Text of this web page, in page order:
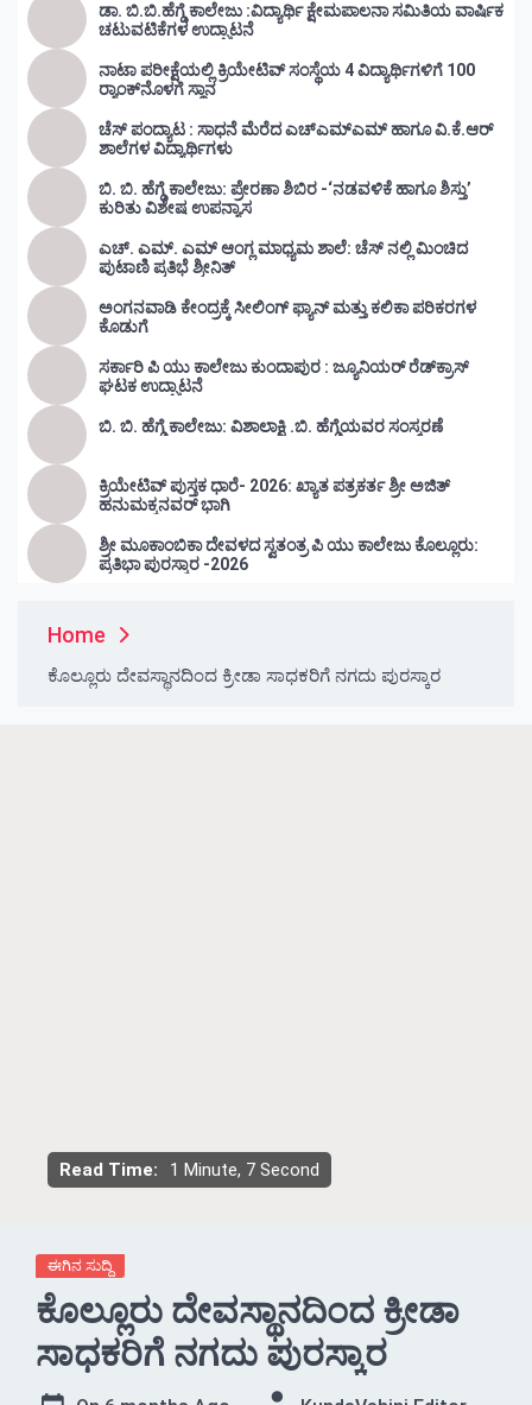
ಡಾ. ಬಿ.ಬಿ.ಹೆಗ್ಡೆ ಕಾಲೇಜು :ವಿದ್ಯಾರ್ಥಿ ಕ್ಷೇಮಪಾಲನಾ ಸಮಿತಿಯ ವಾರ್ಷಿಕ
ಚಟುವಟಿಕೆಗಳ ಉದ್ಘಾಟನೆ
ನಾಟಾ ಪರೀಕ್ಷೆಯಲ್ಲಿ ಕ್ರಿಯೇಟಿವ್ ಸಂಸ್ಥೆಯ 4 ವಿದ್ಯಾರ್ಥಿಗಳಿಗೆ 100
ರ‍್ಯಾಂಕ್‌ನೊಳಗೆ ಸ್ಥಾನ
ಚೆಸ್ ಪಂದ್ಯಾಟ : ಸಾಧನೆ ಮೆರೆದ ಎಚ್ಎಮ್ಎಮ್ ಹಾಗೂ ವಿ.ಕೆ.ಆರ್
ಶಾಲೆಗಳ ವಿದ್ಯಾರ್ಥಿಗಳು
ಬಿ. ಬಿ. ಹೆಗ್ಡೆ ಕಾಲೇಜು: ಪ್ರೇರಣಾ ಶಿಬಿರ -‘ನಡವಳಿಕೆ ಹಾಗೂ ಶಿಸ್ತು’
ಕುರಿತು ವಿಶೇಷ ಉಪನ್ಯಾಸ
ಎಚ್. ಎಮ್. ಎಮ್ ಆಂಗ್ಲ ಮಾಧ್ಯಮ ಶಾಲೆ: ಚೆಸ್ ನಲ್ಲಿ ಮಿಂಚಿದ
ಪುಟಾಣಿ ಪ್ರತಿಭೆ ಶ್ರೀನಿತ್
ಅಂಗನವಾಡಿ ಕೇಂದ್ರಕ್ಕೆ ಸೀಲಿಂಗ್ ಫ್ಯಾನ್ ಮತ್ತು ಕಲಿಕಾ ಪರಿಕರಗಳ
ಕೊಡುಗೆ
ಸರ್ಕಾರಿ ಪಿ ಯು ಕಾಲೇಜು ಕುಂದಾಪುರ : ಜ್ಯೂನಿಯರ್‌ ರೆಡ್‌ಕ್ರಾಸ್‌
ಘಟಕ ಉದ್ಘಾಟನೆ
ಬಿ. ಬಿ. ಹೆಗ್ಡೆ ಕಾಲೇಜು: ವಿಶಾಲಾಕ್ಷಿ .ಬಿ. ಹೆಗ್ಡೆಯವರ ಸಂಸ್ಮರಣೆ
ಕ್ರಿಯೇಟಿವ್ ಪುಸ್ತಕ ಧಾರೆ- 2026: ಖ್ಯಾತ ಪತ್ರಕರ್ತ ಶ್ರೀ ಅಜಿತ್
ಹನುಮಕ್ಕನವರ್ ಭಾಗಿ
ಶ್ರೀ ಮೂಕಾಂಬಿಕಾ ದೇವಳದ ಸ್ವತಂತ್ರ ಪಿ ಯು ಕಾಲೇಜು ಕೊಲ್ಲೂರು:
ಪ್ರತಿಭಾ ಪುರಸ್ಕಾರ -2026
Home
ಕೊಲ್ಲೂರು ದೇವಸ್ಥಾನದಿಂದ ಕ್ರೀಡಾ ಸಾಧಕರಿಗೆ ನಗದು ಪುರಸ್ಕಾರ
Read Time: 1 Minute, 7 Second
ಈಗಿನ ಸುದ್ದಿ
ಕೊಲ್ಲೂರು ದೇವಸ್ಥಾನದಿಂದ ಕ್ರೀಡಾ
ಸಾಧಕರಿಗೆ ನಗದು ಪುರಸ್ಕಾರ